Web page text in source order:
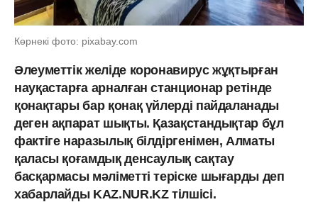
Көрнекі фото: pixabay.com
Әлеуметтік желіде коронавирус жұқтырған
науқастарға арналған станционар ретінде
қонақтары бар қонақ үйлерді пайдаланады
деген ақпарат шықты. Қазақстандықтар бұл
фактіге наразылық білдіргенімен, Алматы
қаласы қоғамдық денсаулық сақтау
басқармасы мәліметті теріске шығарды деп
хабарлайды KAZ.NUR.KZ тілшісі.